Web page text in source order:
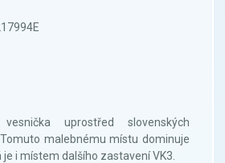
uprostřed slovenských
malebnému místu dominuje
i místem dalšího zastavení VK3.